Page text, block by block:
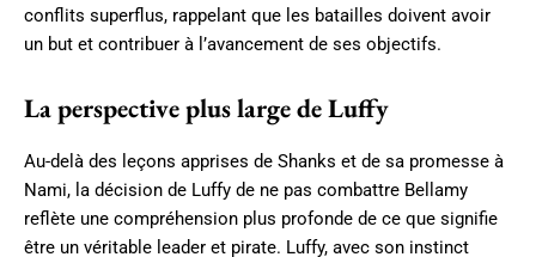
conflits superflus, rappelant que les batailles doivent avoir
un but et contribuer à l’avancement de ses objectifs.
La perspective plus large de Luffy
Au-delà des leçons apprises de Shanks et de sa promesse à
Nami, la décision de Luffy de ne pas combattre Bellamy
reflète une compréhension plus profonde de ce que signifie
être un véritable leader et pirate. Luffy, avec son instinct